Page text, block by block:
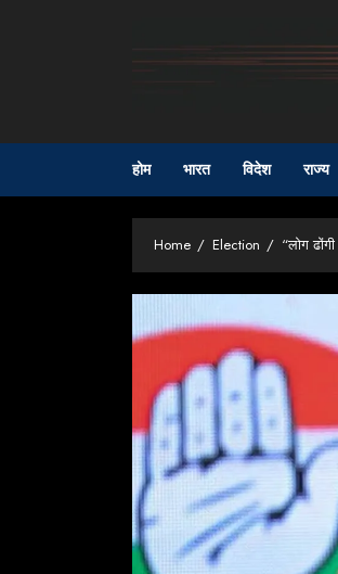
होम भारत विदेश राज्य
Home Election “लोग